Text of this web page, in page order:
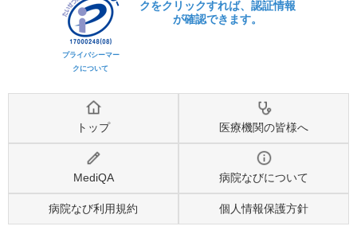
プライバシーマー
クについて
トップ 医療機関の皆様へ
MediQA 病院なびについて
病院なび利用規約 個人情報保護方針